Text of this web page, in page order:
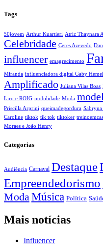
Tags
50jovem Arthur Kuartieri Atriz Thaynara
Celebridade Ceres Azevedo
influencer emagrecimento
Miranda influenciadora digital Gaby
Amplificado Juliana Vilas Boas
Liro e ROIG mobilidade Moda
Priscilla Arprini queimadegordura
Caroline tiktok tik tok tiktoker
Moraes e João Henry
Categorias
Audiência Carnaval Destaque
Empreendedorismo
Moda Música Política
Mais notícias
Influencer